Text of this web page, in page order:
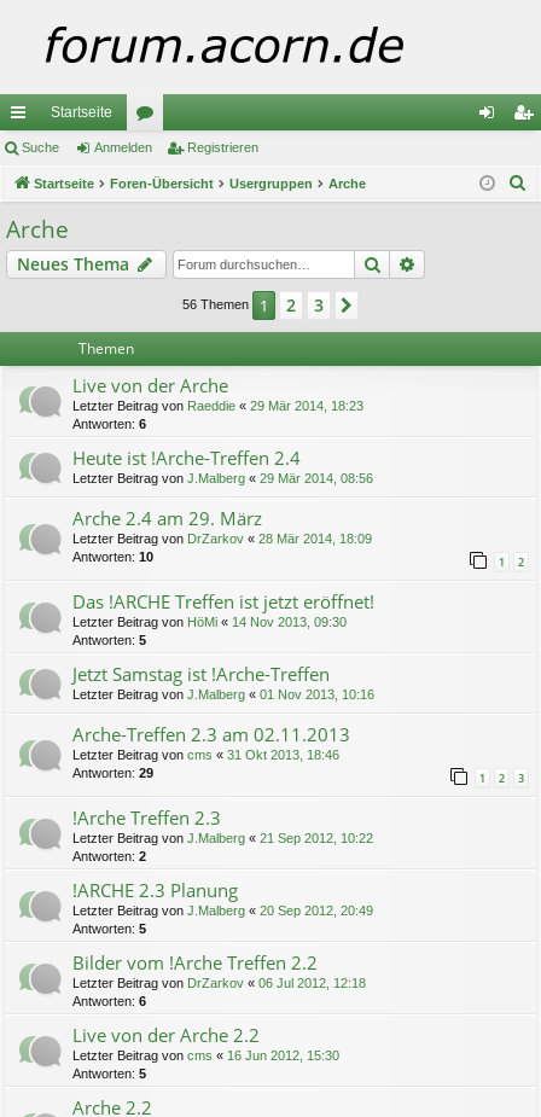
ch
ne
llz
ug
Startseite
or
en m ist
Suche Anmelden Registrieren
Startseite Foren-Übersicht Usergruppen Arche
Arche
Neues Thema Suche
56 Themen 1 2 3
Themen
Live von der Arche
Letzter Beitrag von Raeddie « 29 Mär 2014, 18:23
Antworten: 6
Heute ist !Arche-Treffen 2.4
Letzter Beitrag von J.Malberg « 29 Mär 2014, 08:56
Arche 2.4 am 29. März
Letzter Beitrag von DrZarkov « 28 Mär 2014, 18:09
Antworten: 10 1 2
Das !ARCHE Treffen ist jetzt eröffnet!
Letzter Beitrag von HöMi « 14 Nov 2013, 09:30
Antworten: 5
Jetzt Samstag ist !Arche-Treffen
Letzter Beitrag von J.Malberg « 01 Nov 2013, 10:16
Arche-Treffen 2.3 am 02.11.2013
Letzter Beitrag von cms « 31 Okt 2013, 18:46
Antworten: 29 1 2 3
!Arche Treffen 2.3
Letzter Beitrag von J.Malberg « 21 Sep 2012, 10:22
Antworten: 2
!ARCHE 2.3 Planung
Letzter Beitrag von J.Malberg « 20 Sep 2012, 20:49
Antworten: 5
Bilder vom !Arche Treffen 2.2
Letzter Beitrag von DrZarkov « 06 Jul 2012, 12:18
Antworten: 6
Live von der Arche 2.2
Letzter Beitrag von cms « 16 Jun 2012, 15:30
Antworten: 5
Arche 2.2